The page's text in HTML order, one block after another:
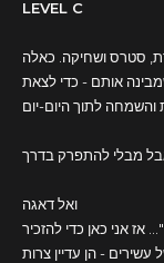
LEVEL C
סטרס ושחיקה. כאלה
אותם - כדי לצאת
לתוך היום-יום
מבלי להתפרק בדרך
ואל דאגה
אני כאן כדי להזכיר
- הן עדיין צרות